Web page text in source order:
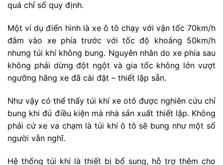
quá chỉ số quy định.
Một ví dụ điển hình là xe ô tô chạy với vận tốc 70km/h
đâm vào xe phía trước với tốc độ khoảng 50km/h
nhưng túi khí không bung. Nguyên nhân do xe phía sau
không phải dừng đột ngột và gia tốc không lớn vượt
ngưỡng hãng xe đã cài đặt – thiết lập sẵn.
Như vậy có thể thấy túi khí xe otô được nghiên cứu chỉ
bung khi đủ điều kiện mà nhà sản xuất thiết lập. Không
phải cứ xe va chạm là túi khí ô tô sẽ bung như một số
người vẫn nghĩ.
Hệ thống túi khí là thiết bị bổ sung, hỗ trợ thêm cho